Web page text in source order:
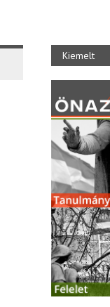
Kiemelt